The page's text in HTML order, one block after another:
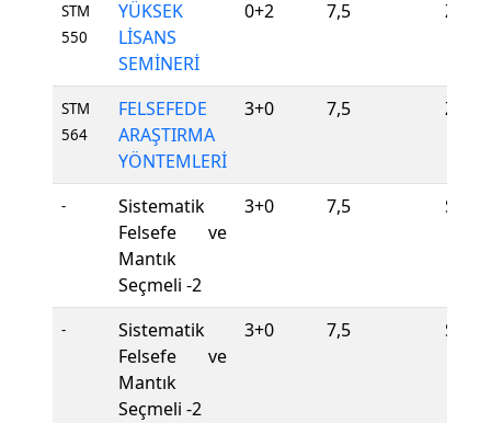
STM
550
YÜKSEK
LİSANS
SEMİNERİ
0+2 7,5
STM
564
FELSEFEDE
ARAŞTIRMA
YÖNTEMLERİ
3+0 7,5
-
Sistematik
Felsefe ve
Mantık
Seçmeli -2
3+0 7,5
-
Sistematik
Felsefe ve
Mantık
Seçmeli -2
3+0 7,5